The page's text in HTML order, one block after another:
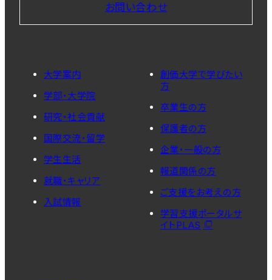
お問い合わせ
大学案内
学部・大学院
研究・社会貢献
国際交流・留学
学生生活
就職・キャリア
入試情報
創価大学で学びたい
方
卒業生の方
保護者の方
企業・一般の方
報道関係の方
ご支援をお考えの方
学習支援ポータルサ
イトPLAS